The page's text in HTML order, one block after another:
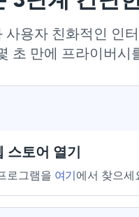
사용자 친화적인 인
초 만에 프라이버시
스토어 열기
로그램을 여기에서 찾으세